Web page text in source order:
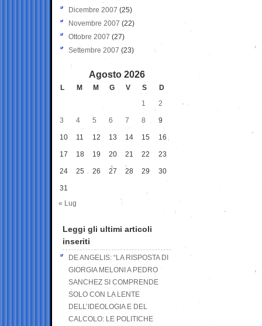
Dicembre 2007 (25)
Novembre 2007 (22)
Ottobre 2007 (27)
Settembre 2007 (23)
Agosto 2026
L M M G V S
D
1
2
3 4 5 6 7 8 9
10 11 12 13 14 15 16
17 18 19 20 21 22 23
24 25 26 27 28 29 30
31
« Lug
Leggi gli ultimi articoli
inseriti
DE ANGELIS: “LA RISPOSTA DI
GIORGIA MELONI A PEDRO
SANCHEZ SI COMPRENDE
SOLO CON LA LENTE
DELL’IDEOLOGIA E DEL
CALCOLO: LE POLITICHE